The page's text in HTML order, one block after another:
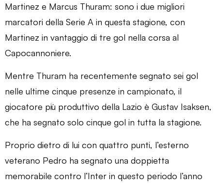
Martinez e Marcus Thuram: sono i due migliori
marcatori della Serie A in questa stagione, con
Martinez in vantaggio di tre gol nella corsa al
Capocannoniere.
Mentre Thuram ha recentemente segnato sei gol
nelle ultime cinque presenze in campionato, il
giocatore più produttivo della Lazio è Gustav Isaksen,
che ha segnato solo cinque gol in tutta la stagione.
Proprio dietro di lui con quattro punti, l’esterno
veterano Pedro ha segnato una doppietta
memorabile contro l’Inter in questo periodo l’anno